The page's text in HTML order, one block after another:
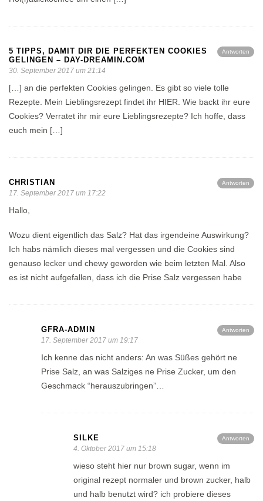
Antworten
5 TIPPS, DAMIT DIR DIE PERFEKTEN COOKIES
GELINGEN – DAY-DREAMIN.COM
30. September 2017 um 21:14
[…] an die perfekten Cookies gelingen. Es gibt so viele tolle
Rezepte. Mein Lieblingsrezept findet ihr HIER. Wie backt ihr eure
Cookies? Verratet ihr mir eure Lieblingsrezepte? Ich hoffe, dass
euch mein […]
Antworten
CHRISTIAN
17. September 2017 um 17:22
Hallo,
Wozu dient eigentlich das Salz? Hat das irgendeine Auswirkung?
Ich habs nämlich dieses mal vergessen und die Cookies sind
genauso lecker und chewy geworden wie beim letzten Mal. Also
es ist nicht aufgefallen, dass ich die Prise Salz vergessen habe
Antworten
GFRA-ADMIN
17. September 2017 um 19:17
Ich kenne das nicht anders: An was Süßes gehört ne
Prise Salz, an was Salziges ne Prise Zucker, um den
Geschmack “herauszubringen”…
Antworten
SILKE
4. Oktober 2017 um 15:18
wieso steht hier nur brown sugar, wenn im
original rezept normaler und brown zucker, halb
und halb benutzt wird? ich probiere dieses